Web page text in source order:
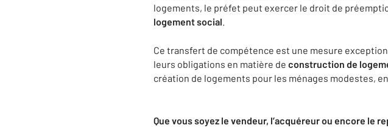
logements, le préfet peut exercer le droit de
logement social.
Ce transfert de compétence est une mesure
leurs obligations en matière de construction de
création de logements pour les ménages modestes,
Que vous soyez le vendeur, l’acquéreur ou encore le